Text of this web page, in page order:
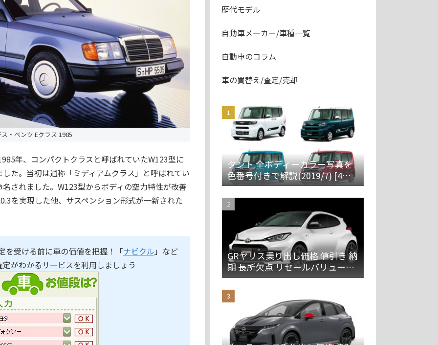
・ベンツ Eクラス 1985
年、コンパクトクラスと呼ばれていたW123型に
た。当初は通称「ミディアムクラス」と呼ばれてい
されました。W123型からボディの空力特性が改善
を実現した他、サスペンション形式が一新された
を受ける前に車の価値を把握！「ナビクル 」など
がわかるサービスを利用しましょう
歴代モデル
自動車メーカー/車種一覧
自動車のコラム
車の買替え/査定/売却
タント 全ボディーカラー写真を
色番号付きで解説(2019/7) [4代
目 LA650S/660S]
GRヤリス乗り出し価格 値引き 納
期 長所欠点 リセールバリューを
解説